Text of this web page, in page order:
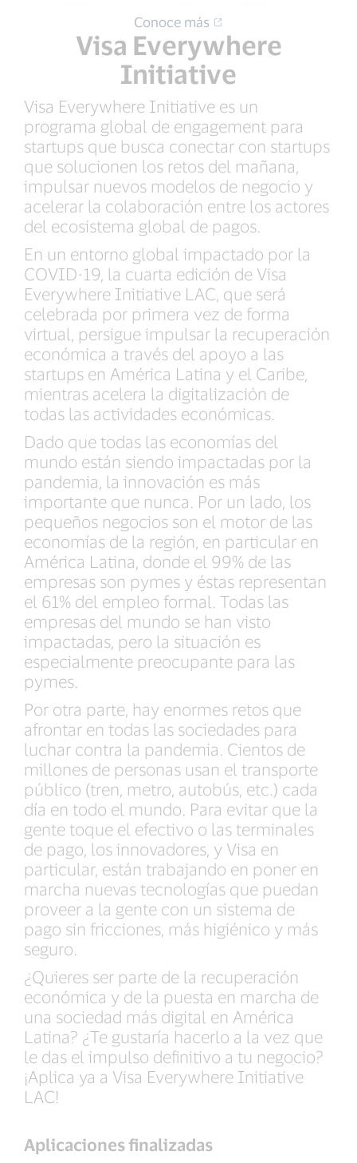
Conoce más
Visa Everywhere
Initiative
Visa Everywhere Initiative es un
programa global de engagement para
startups que busca conectar con startups
que solucionen los retos del mañana,
impulsar nuevos modelos de negocio y
acelerar la colaboración entre los actores
del ecosistema global de pagos.
En un entorno global impactado por la
COVID-19, la cuarta edición de Visa
Everywhere Initiative LAC, que será
celebrada por primera vez de forma
virtual, persigue impulsar la recuperación
económica a través del apoyo a las
startups en América Latina y el Caribe,
mientras acelera la digitalización de
todas las actividades económicas.
Dado que todas las economías del
mundo están siendo impactadas por la
pandemia, la innovación es más
importante que nunca. Por un lado, los
pequeños negocios son el motor de las
economías de la región, en particular en
América Latina, donde el 99% de las
empresas son pymes y éstas representan
el 61% del empleo formal. Todas las
empresas del mundo se han visto
impactadas, pero la situación es
especialmente preocupante para las
pymes.
Por otra parte, hay enormes retos que
afrontar en todas las sociedades para
luchar contra la pandemia. Cientos de
millones de personas usan el transporte
público (tren, metro, autobús, etc.) cada
día en todo el mundo. Para evitar que la
gente toque el efectivo o las terminales
de pago, los innovadores, y Visa en
particular, están trabajando en poner en
marcha nuevas tecnologías que puedan
proveer a la gente con un sistema de
pago sin fricciones, más higiénico y más
seguro.
¿Quieres ser parte de la recuperación
económica y de la puesta en marcha de
una sociedad más digital en América
Latina? ¿Te gustaría hacerlo a la vez que
le das el impulso definitivo a tu negocio?
¡Aplica ya a Visa Everywhere Initiative
LAC!
Aplicaciones finalizadas